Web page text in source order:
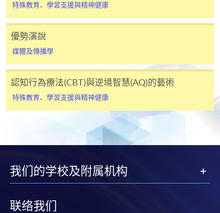
未能符合以上條件之學生，並不能申請CEF。如有爭
議，CEF將保留最終決定權。
本課程若干單元已加入持續進修基金可獲發還款項課程名單
內
申請
特殊教育、學習支援與精神健康
優勢演說
媒體及傳播學
認知行為療法(CBT)與逆境智慧(AQ)的藝術
特殊教育、學習支援與精神健康
我们的学校及附属机构
联络我们